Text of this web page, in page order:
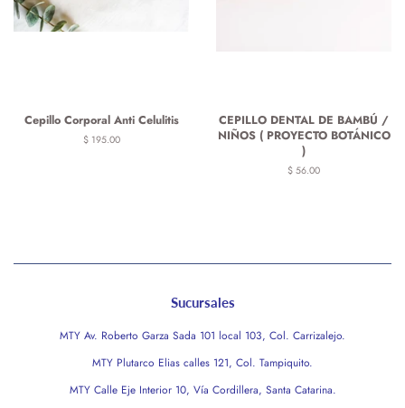
Cepillo Corporal Anti Celulitis
Precio
$ 195.00
CEPILLO DENTAL DE BAMBÚ /
NIÑOS ( PROYECTO BOTÁNICO
)
Precio
$ 56.00
Sucursales
MTY Av. Roberto Garza Sada 101 local 103, Col. Carrizalejo.
MTY Plutarco Elias calles 121, Col. Tampiquito.
MTY Calle Eje Interior 10, Vía Cordillera, Santa Catarina.